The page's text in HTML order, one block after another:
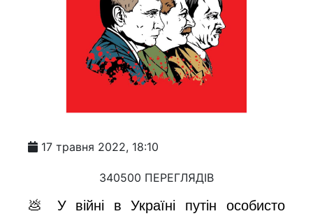
17 травня 2022, 18:10
340500 ПЕРЕГЛЯДІВ
💩 У війні в Україні путін особисто